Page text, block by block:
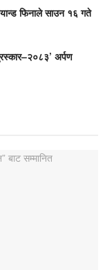
फिनाले साउन १६ गते
अर्पण